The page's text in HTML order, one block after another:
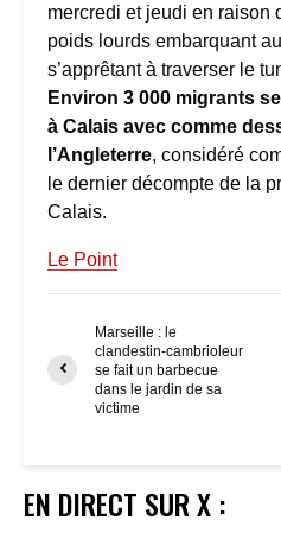
mercredi et jeudi en raison
poids lourds embarquant
s’apprêtant à traverser le
Environ 3 000 migrants
à Calais avec comme
l’Angleterre, considéré
le dernier décompte de la
Calais.
Le Point
Marseille : le
clandestin-cambrioleur
se fait un barbecue
dans le jardin de sa
victime
EN DIRECT SUR X :